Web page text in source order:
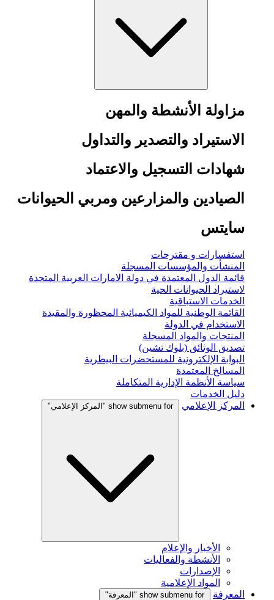
مزاولة الأنشطة والمهن
الاستيراد والتصدير والتداول
شهادات التسجيل والاعتماد
الصيادين والمزارعين ومربي الحيوانات
سايتس
استفسارات و مقترحات
المنشأت والمؤسسات المسجلة
قائمة الدول المعتمدة في دولة الامارات العربية المتحدة
لاستيراد الحيوانات الحية
الخدمات الاستباقية
القائمة الوطنية للمواد الكيميائية المحظورة والمقيدة
الاستخدام في الدولة
المنتجات والمواد المسجلة
تصديق الوثائق (بلوك تشين)
البوابة الإلكترونية للمستحضرات البيطرية
المسالخ المعتمدة
سياسة الأنظمة الإدارية المتكاملة
دليل الخدمات
المركز الإعلامي
show submenu for "المركز الإعلامي"
الأخبار والإعلام
الأنشطة والفعاليات
الإصدارات
المواد الإعلامية
المعرفة
show submenu for "المعرفة"